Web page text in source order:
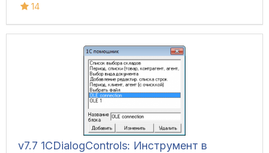
14
v7.7 1CDialogControls: Инструмент в